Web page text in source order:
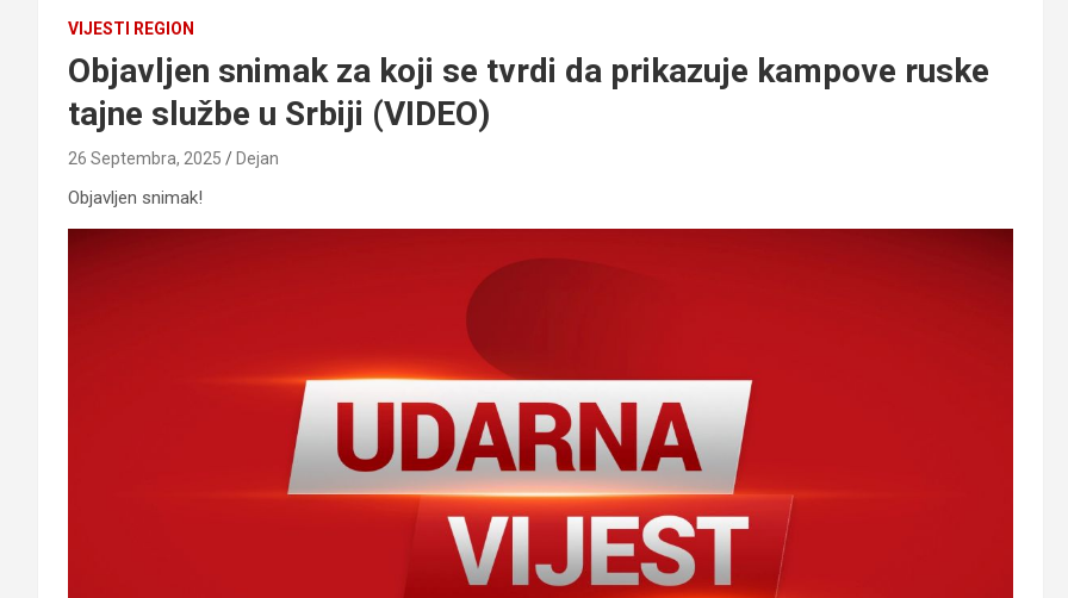
VIJESTI REGION
Objavljen snimak za koji se tvrdi da prikazuje kampove ruske
tajne službe u Srbiji (VIDEO)
26 Septembra, 2025 Dejan
Objavljen snimak!